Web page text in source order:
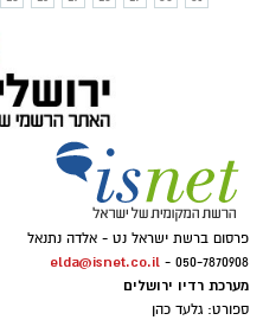
פרסום ברשת ישראל נט - אלדה נתנאל
050-7870908 -
elda@isnet.co.il
מערכת רדיו ירושלים
ספורט: גלעד כהן